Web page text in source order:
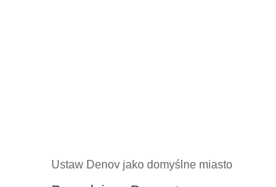
Ustaw Denov jako domyślne miasto